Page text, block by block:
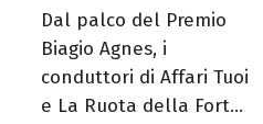
Dal palco del Premio
Biagio Agnes, i
conduttori di Affari Tuoi
e La Ruota della Fort...